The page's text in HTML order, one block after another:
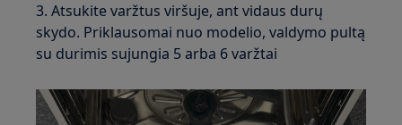
3. Atsukite varžtus viršuje, ant vidaus durų
skydo. Priklausomai nuo modelio, valdymo pultą
su durimis sujungia 5 arba 6 varžtai